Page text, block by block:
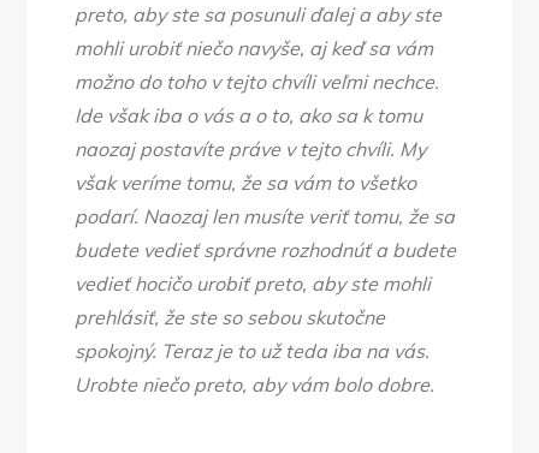
preto, aby ste sa posunuli ďalej a aby ste
mohli urobiť niečo navyše, aj keď sa vám
možno do toho v tejto chvíli veľmi nechce.
Ide však iba o vás a o to, ako sa k tomu
naozaj postavíte práve v tejto chvíli. My
však veríme tomu, že sa vám to všetko
podarí. Naozaj len musíte veriť tomu, že sa
budete vedieť správne rozhodnúť a budete
vedieť hocičo urobiť preto, aby ste mohli
prehlásiť, že ste so sebou skutočne
spokojný. Teraz je to už teda iba na vás.
Urobte niečo preto, aby vám bolo dobre.